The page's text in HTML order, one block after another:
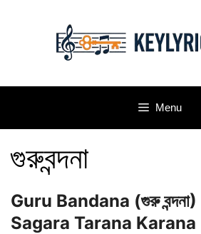
Menu
গুরুবন্দনা
Guru Bandana (গুরু
Sagara Tarana Karana